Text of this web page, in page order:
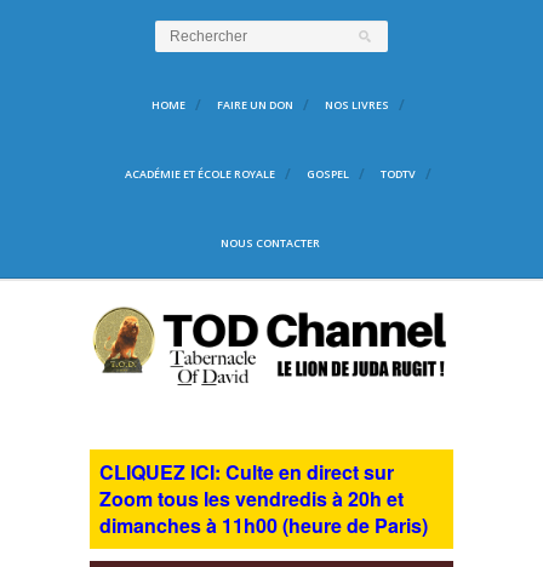
HOME FAIRE UN DON NOS LIVRES
ACADÉMIE ET ÉCOLE ROYALE GOSPEL TODTV
NOUS CONTACTER
CLIQUEZ ICI: Culte en direct sur
Zoom tous les vendredis à 20h et
dimanches à 11h00 (heure de Paris)